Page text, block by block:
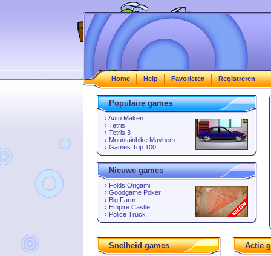
Home Help Favorieten Registreren
Populaire games
› Auto Maken
› Tetris
› Tetris 3
› Mountainbike Mayhem
› Games Top 100...
Nieuwe games
› Folds Origami
› Goodgame Poker
› Big Farm
› Empire Castle
› Police Truck
Snelheid games Actie